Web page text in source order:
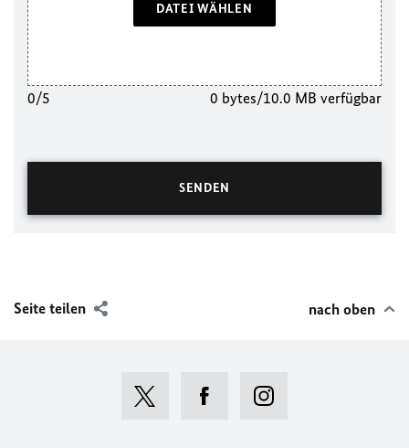
DATEI WÄHLEN
0/5 0 bytes/10.0 MB verfügbar
Seite teilen nach oben